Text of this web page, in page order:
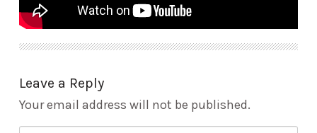
Leave a Reply
Your email address will not be published.